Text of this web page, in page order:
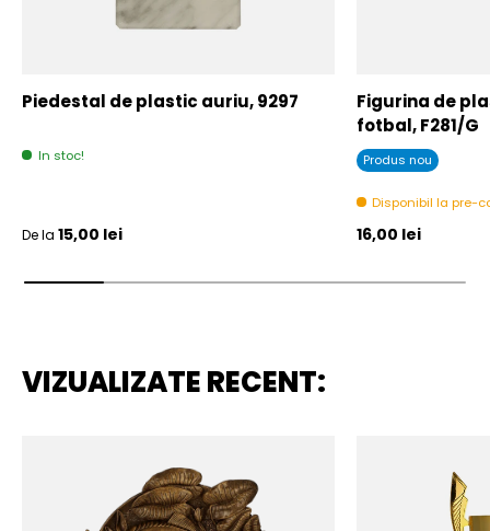
Piedestal de plastic auriu, 9297
In stoc!
Pret initial
De la 15,00 lei
Figurina de
fotbal, F281/G
Produs nou
Disponibil la pre-
Pret initial
16,00 lei
VIZUALIZATE RECENT: